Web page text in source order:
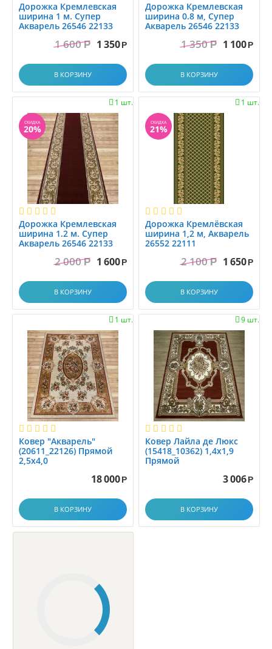
Дорожка Кремлевская
ширина 1 м. Супер
Акварель 26546 22133
1 600 Р 1 350 Р
В КОРЗИНУ
Дорожка Кремлевская
ширина 0.8 м, Супер
Акварель 26546 22133
1 350 Р 1 100 Р
В КОРЗИНУ
1 шт.

СКИДКА
20%
Дорожка Кремлевская
ширина 1.2 м. Супер
Акварель 26546 22133
2 000 Р 1 600 Р
В КОРЗИНУ
1 шт.

СКИДКА
21%
Дорожка Кремлёвская
ширина 1,2 м, Акварель
26552 22111
2 100 Р 1 650 Р
В КОРЗИНУ
1 шт.

Ковер "Акварель"
(20611_22126) Прямой
2,5х4,0
18 000 Р
В КОРЗИНУ
9 шт.

Ковер Лайла де Люкс
(15418_10362) 1,4х1,9
Прямой
3 006 Р
В КОРЗИНУ